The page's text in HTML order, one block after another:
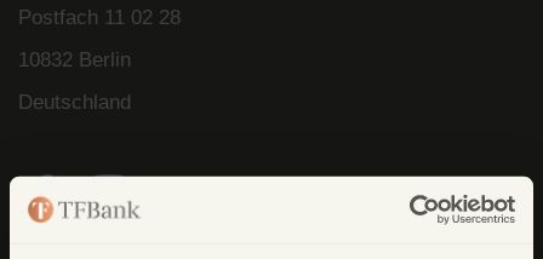
Postfach 11 02 28
10832 Berlin
Deutschland